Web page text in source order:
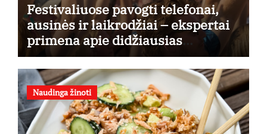
Festivaliuose pavogti telefonai,
ausinės ir laikrodžiai – ekspertai
primena apie didžiausias
finansines rizikas
Naudinga žinoti